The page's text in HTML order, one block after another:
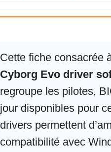
Cette fiche consacrée
Cyborg Evo driver
regroupe les pilotes,
jour disponibles pour
drivers permettent
compatibilité avec